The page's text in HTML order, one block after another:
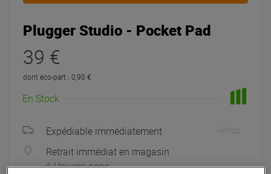
Plugger Studio - Pocket Pad
39 €
dont éco-part : 0,90 €
En Stock
Expédiable immédiatement +infos
Retrait immédiat en magasin
à Univers-sons